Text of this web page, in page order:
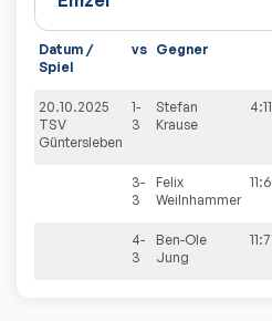
Datum /
Spiel
vs Gegner
20.10.2025
TSV
Güntersleben
1-
3
Stefan
Krause
4:11
3-
3
Felix
Weilnhammer
11:6
4-
3
Ben-Ole
Jung
11:7